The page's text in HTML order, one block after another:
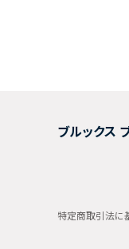
ブルックス
特定商取引法に